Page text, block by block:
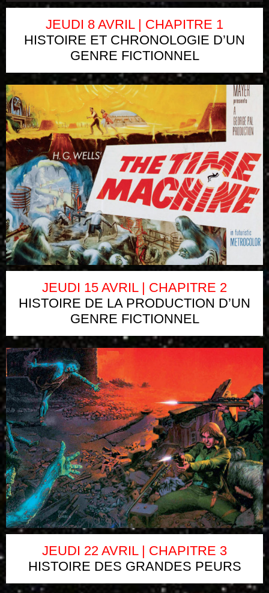
JEUDI 8 AVRIL | CHAPITRE 1
HISTOIRE ET CHRONOLOGIE D’UN
GENRE FICTIONNEL
JEUDI 15 AVRIL | CHAPITRE 2
HISTOIRE DE LA PRODUCTION D’UN
GENRE FICTIONNEL
JEUDI 22 AVRIL | CHAPITRE 3
HISTOIRE DES GRANDES PEURS